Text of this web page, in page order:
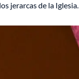
jerarcas de la Iglesia.